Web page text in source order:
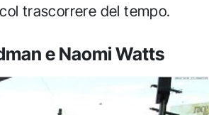
trascorrere del tempo.
e Naomi Watts